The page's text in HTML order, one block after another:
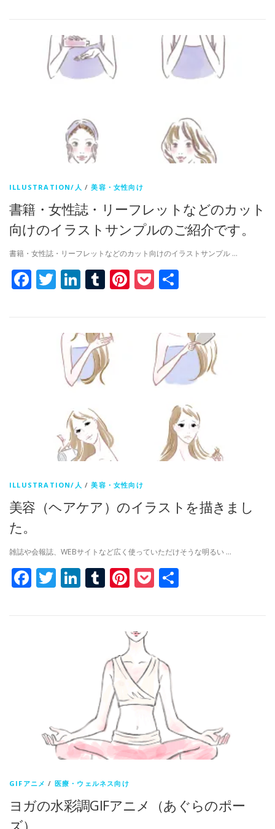
ILLUSTRATION/人 /美容・女性向け
書籍・女性誌・リーフレットなどのカット
向けのイラストサンプルのご紹介です。
書籍・女性誌・リーフレットなどのカット向けのイラストサンプル …
Facebook
Twitter
LinkedIn
Tumblr
Pinterest
Pocket
ILLUSTRATION/人 /美容・女性向け
美容（ヘアケア）のイラストを描きまし
た。
雑誌や会報誌、WEBサイトなど広く使っていただけそうな明るい …
Facebook
Twitter
LinkedIn
Tumblr
Pinterest
Pocket
GIFアニメ / 医療・ウェルネス向け
ヨガの水彩調GIFアニメ（あぐらのポー
ズ）